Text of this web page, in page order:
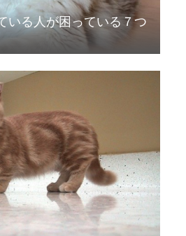
いる人が困っている７つ